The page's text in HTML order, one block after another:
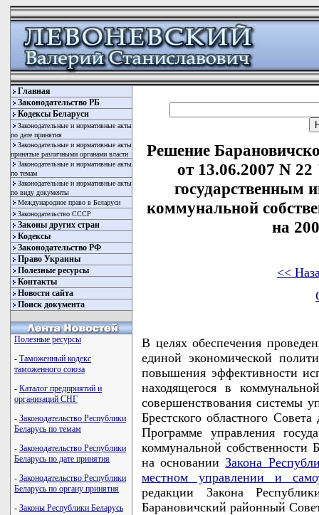
Главная
Законодательство РБ
Кодексы Беларуси
Законодательные и нормативные акты
по дате принятия
Законодательные и нормативные акты
принятые различными органами власти
Законодательные и нормативные акты
по темам
Законодательные и нормативные акты
по виду документы
Международное право в Беларуси
Законодательство СССР
Законы других стран
Кодексы
Законодательство РФ
Право Украины
Полезные ресурсы
Контакты
Новости сайта
Поиск документа
Полезные ресурсы
- Таможенный кодекс
таможенного союза
- Каталог предприятий и
организаций СНГ
- Законодательство Республики
Беларусь по темам
- Законодательство Республики
Беларусь по дате принятия
- Законодательство Республики
Беларусь по органу принятия
- Законы Республики Беларусь
Решение
от 13.06.2007 N
государственным
коммунальной
на
<<
В целях обеспечения
единой экономической
повышения эффективности
находящегося в
совершенствования системы
Брестского областного
Программе управления
коммунальной собственности
на основанииЗакона
местном управлении и
редакции Закона
Барановичский районный